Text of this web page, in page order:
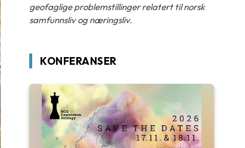
geofaglige problemstillinger relatert til norsk
samfunnsliv og næringsliv.
KONFERANSER